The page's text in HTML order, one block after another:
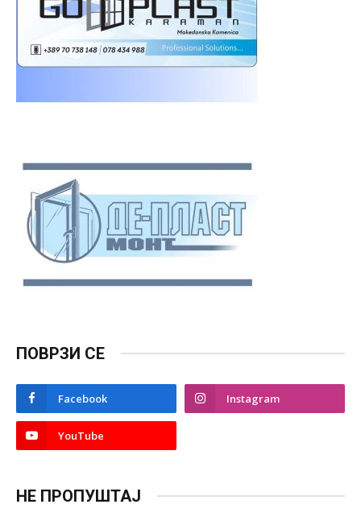
ПОВРЗИ СЕ
Facebook Instagram
YouTube
НЕ ПРОПУШТАЈ